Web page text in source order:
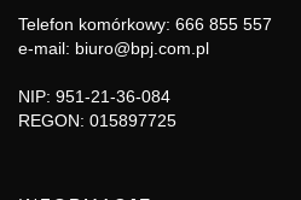
Telefon komórkowy: 666 855 557
e-mail: biuro@bpj.com.pl
NIP: 951-21-36-084
REGON: 015897725